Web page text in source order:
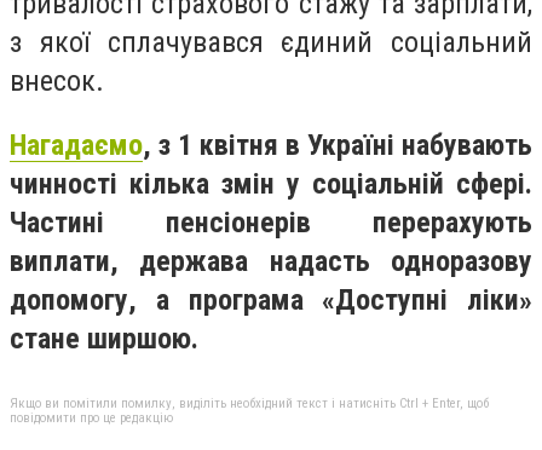
з якої сплачувався єдиний соціальний
внесок.
Нагадаємо, з 1 квітня в Україні набувають
чинності кілька змін у соціальній сфері.
Частині пенсіонерів перерахують
виплати, держава надасть одноразову
допомогу, а програма «Доступні ліки»
стане ширшою.
Якщо ви помітили помилку, виділіть необхідний текст і натисніть Ctrl + Enter, щоб
повідомити про це редакцію